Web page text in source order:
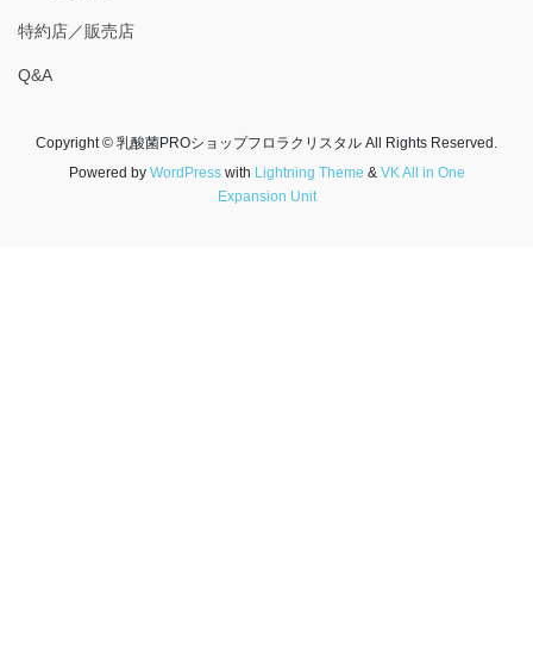
特約店／販売店
Q&A
Copyright © 乳酸菌PROショップフロラクリスタル All Rights Reserved.
Powered by WordPresswith Lightning Theme & VK All in One
Expansion Unit